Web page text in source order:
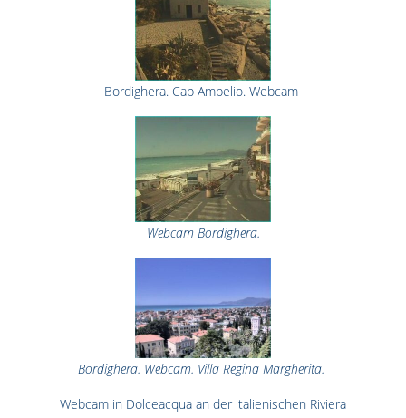
Bordighera. Cap Ampelio. Webcam
Webcam Bordighera.
Bordighera. Webcam. Villa Regina Margherita.
Webcam in Dolceacqua an der italienischen Riviera